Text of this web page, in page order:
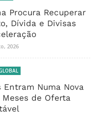
Procura Recuperar
Dívida e Divisas
2026
Numa Nova
Meses de Oferta